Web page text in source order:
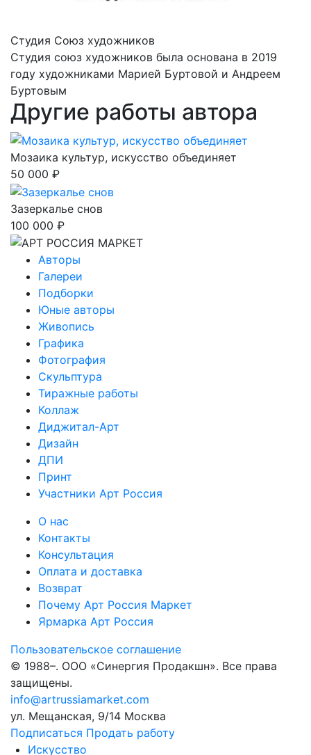
Студия Союз художников
Студия союз художников была основана в 2019
году художниками Марией Буртовой и Андреем
Буртовым
Другие работы автора
Мозаика культур, искусство объединяет
50 000 ₽
Зазеркалье снов
100 000 ₽
Авторы
Галереи
Подборки
Юные авторы
Живопись
Графика
Фотография
Скульптура
Тиражные работы
Коллаж
Диджитал-Арт
Дизайн
ДПИ
Принт
Участники Арт Россия
О нас
Контакты
Консультация
Оплата и доставка
Возврат
Почему Арт Россия Маркет
Ярмарка Арт Россия
Пользовательское соглашение
© 1988–. ООО «Синергия Продакшн». Все права
защищены.
info@artrussiamarket.com
ул. Мещанская, 9/14 Москва
Подписаться Продать работу
Искусство